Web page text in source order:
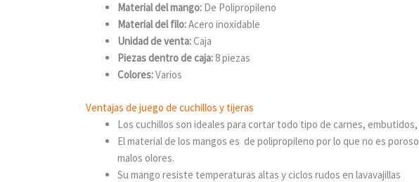
Material del mango: De Polipropileno
Material del filo:Acero inoxidable
Unidad de venta:Caja
Piezas dentro de caja:8 piezas
Colores:Varios
Ventajas de juego de cuchillos y tijeras
Los cuchillos son ideales para cortar todo tipo de carnes,
El material de los mangos es de polipropileno por lo que no es
malos olores.
Su mango resiste temperaturas altas y ciclos rudos en lavavajillas